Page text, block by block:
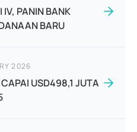
IV, PANIN BANK
BARU
2026
USD498,1 JUTA